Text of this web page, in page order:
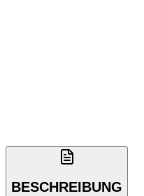
BESCHREIBUNG